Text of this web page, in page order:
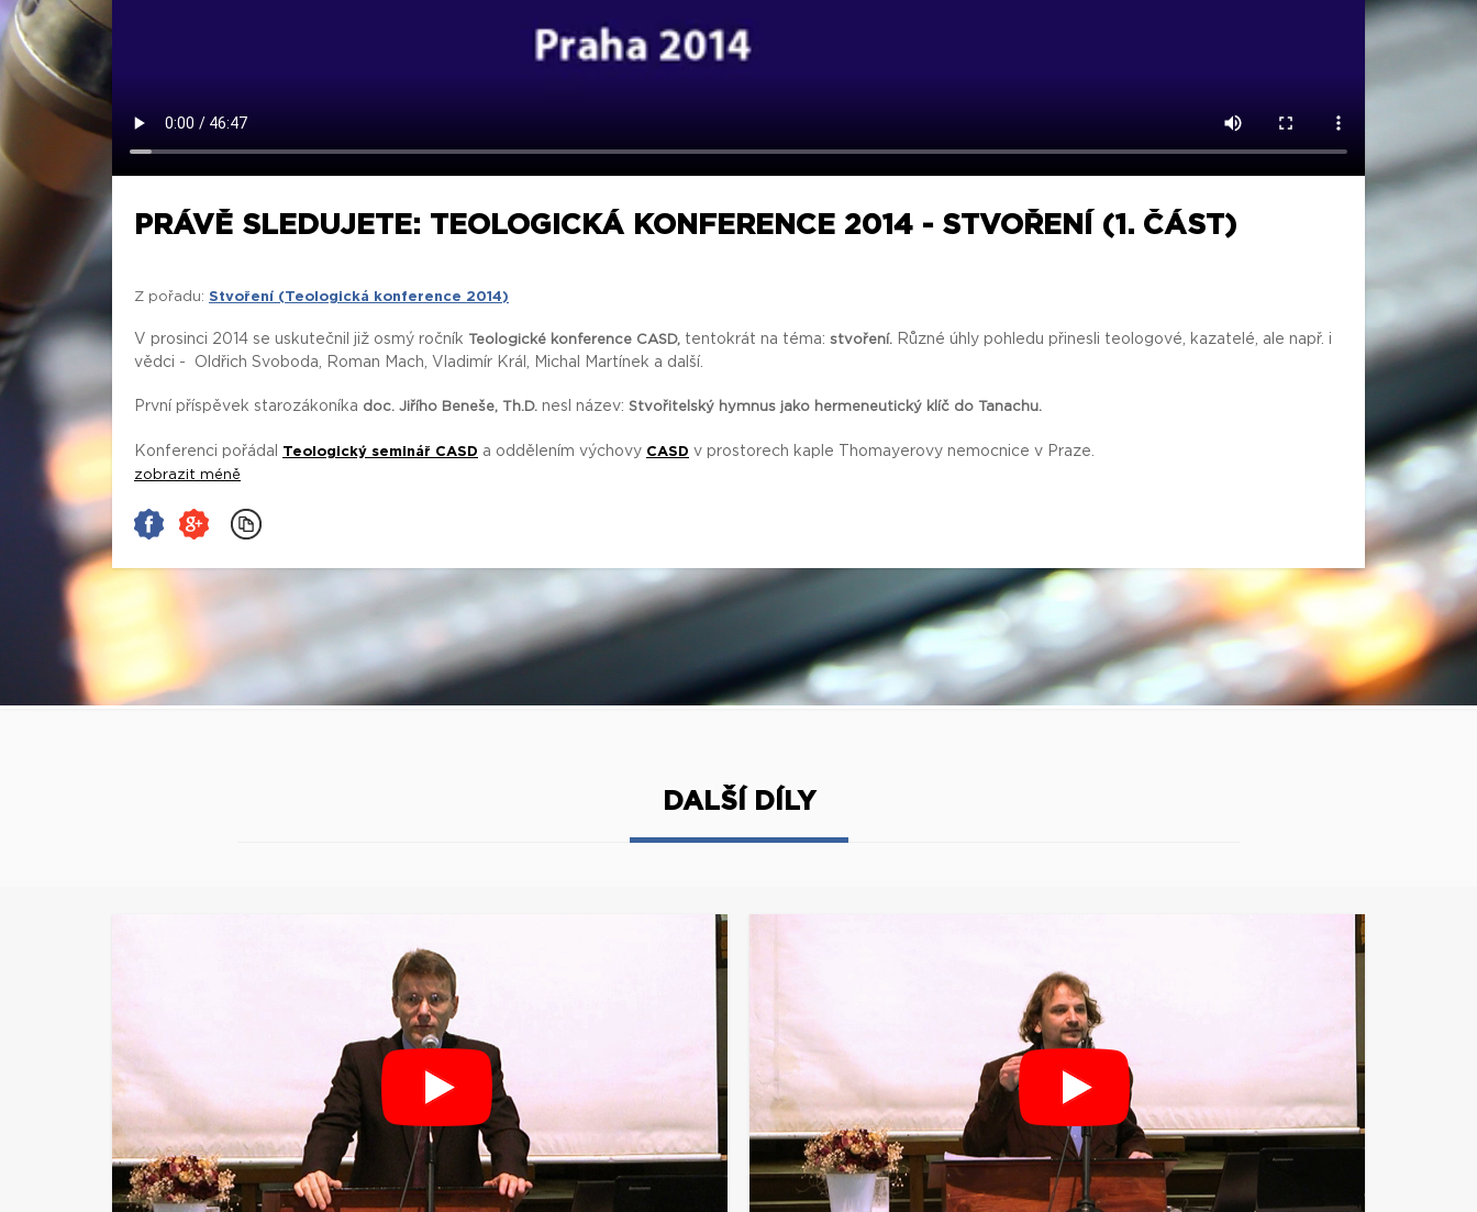
PRÁVĚ SLEDUJETE: TEOLOGICKÁ KONFERENCE 2014 - STVOŘENÍ (1. ČÁST)
Z pořadu: Stvoření (Teologická konference 2014)
V prosinci 2014 se uskutečnil již osmý ročník Teologické konference CASD, tentokrát na téma: stvoření. Různé úhly pohledu přinesli teologové, kazatelé, ale např. i
vědci - Oldřich Svoboda, Roman Mach, Vladimír Král, Michal Martínek a další.
První příspěvek starozákoníka doc. Jiřího Beneše, Th.D. nesl název: Stvořitelský hymnus jako hermeneutický klíč do Tanachu.
Konferenci pořádal Teologický seminář CASD a oddělením výchovy CASD v prostorech kaple Thomayerovy nemocnice v Praze.
zobrazit méně
DALŠÍ DÍLY